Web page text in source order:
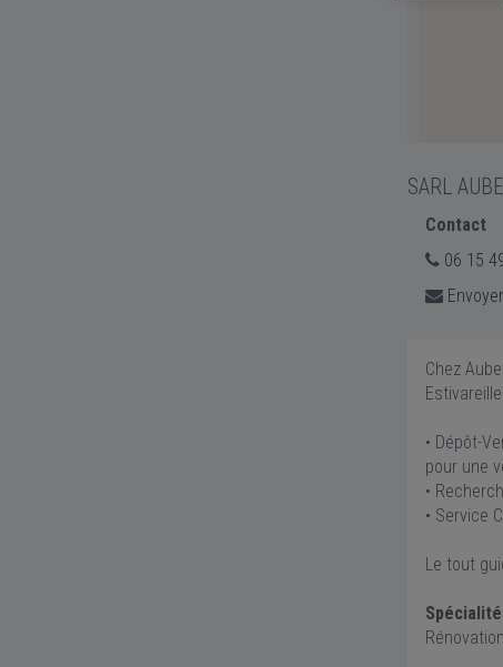
SARL
Contact
06 15
Chez
• Dépôt-
pour une
•
• Service
Le tout